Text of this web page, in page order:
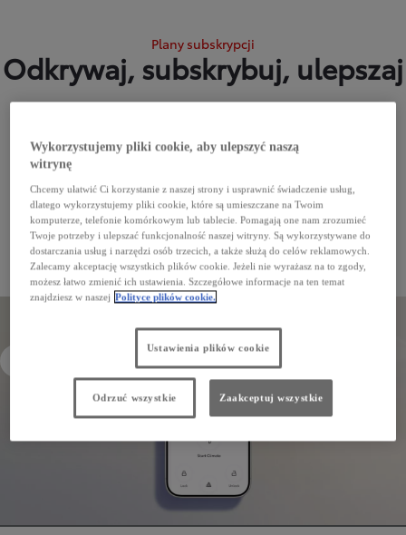
Plany subskrypcji
Odkrywaj, subskrybuj, ulepszaj
Ulepsz swoje doświadczenia z posiadania samochodu dzięki planom
inteligentniejsza, bezpieczniejsza i wygodniejsza. Co więcej, uzyskasz
natychmiastowy dostęp do nowych, ulepszonych funkcji. Wystarczy
wybrać pakiet, który najlepiej pasuje do Twojego stylu życia, a
następnie ustawić preferowaną metodę płatności. Nowe funkcje
będą dostępne od razu po aktywacji subskrypcji.
Smart Car
Wykorzystujemy pliki cookie, aby ulepszyć naszą
witrynę
Chcemy ułatwić Ci korzystanie z naszej strony i usprawnić świadczenie usług,
dlatego wykorzystujemy pliki cookie, które są umieszczane na Twoim
komputerze, telefonie komórkowym lub tablecie. Pomagają one nam zrozumieć
Twoje potrzeby i ulepszać funkcjonalność naszej witryny. Są wykorzystywane do
dostarczania usług i narzędzi osób trzecich, a także służą do celów reklamowych.
Zalecamy akceptację wszystkich plików cookie. Jeżeli nie wyrażasz na to zgody,
możesz łatwo zmienić ich ustawienia. Szczegółowe informacje na ten temat
znajdziesz w naszej Polityce plików cookie.
Ustawienia plików cookie
Odrzuć wszystkie Zaakceptuj wszystkie